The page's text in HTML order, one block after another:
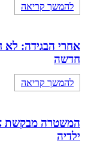
להמשך קריאה
אחרי הבגידה: לא
חדשה
להמשך קריאה
המשטרה מבקשת
ילדיה